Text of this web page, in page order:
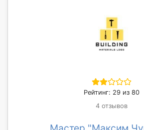
Рейтинг: 29 из 80
4 отзывов